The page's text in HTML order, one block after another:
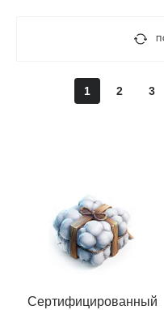
1 2 3
Сертифицированный